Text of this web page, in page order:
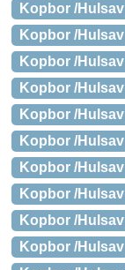
Kopbor /
Kopbor /
Kopbor /
Kopbor /
Kopbor /
Kopbor /
Kopbor /
Kopbor /
Kopbor /
Kopbor /